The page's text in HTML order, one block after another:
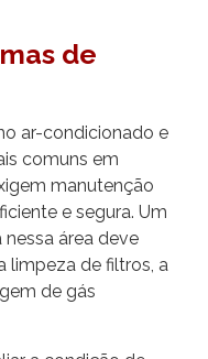
de
ar-condicionado e
comuns em
manutenção
e segura. Um
área deve
limpeza de filtros, a
de gás